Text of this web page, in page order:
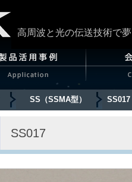
高周波と光の伝送技術で
SS（SSMA型） SS017
SS017